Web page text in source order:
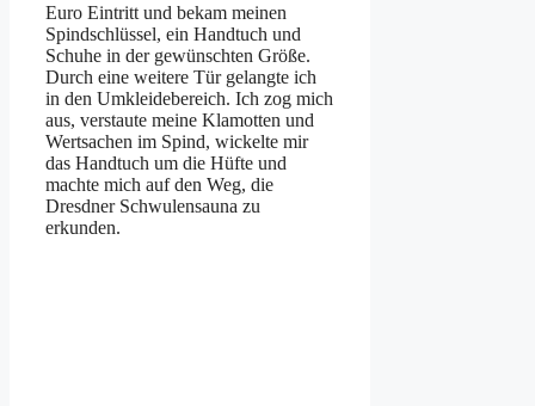
Euro Eintritt und bekam meinen
Spindschlüssel, ein Handtuch und
Schuhe in der gewünschten Größe.
Durch eine weitere Tür gelangte ich
in den Umkleidebereich. Ich zog mich
aus, verstaute meine Klamotten und
Wertsachen im Spind, wickelte mir
das Handtuch um die Hüfte und
machte mich auf den Weg, die
Dresdner Schwulensauna zu
erkunden.